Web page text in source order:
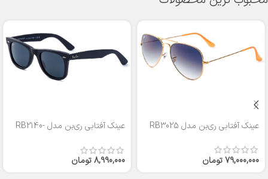
عینک آفتابی ری‌بن مدل RB3025
79,000,000تومان
عینک آفتابی ری‌بن مدل RB2140-
8,990,000تومان